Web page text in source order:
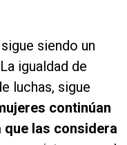
siendo un
igualdad de
luchas, sigue
continúan
las considera